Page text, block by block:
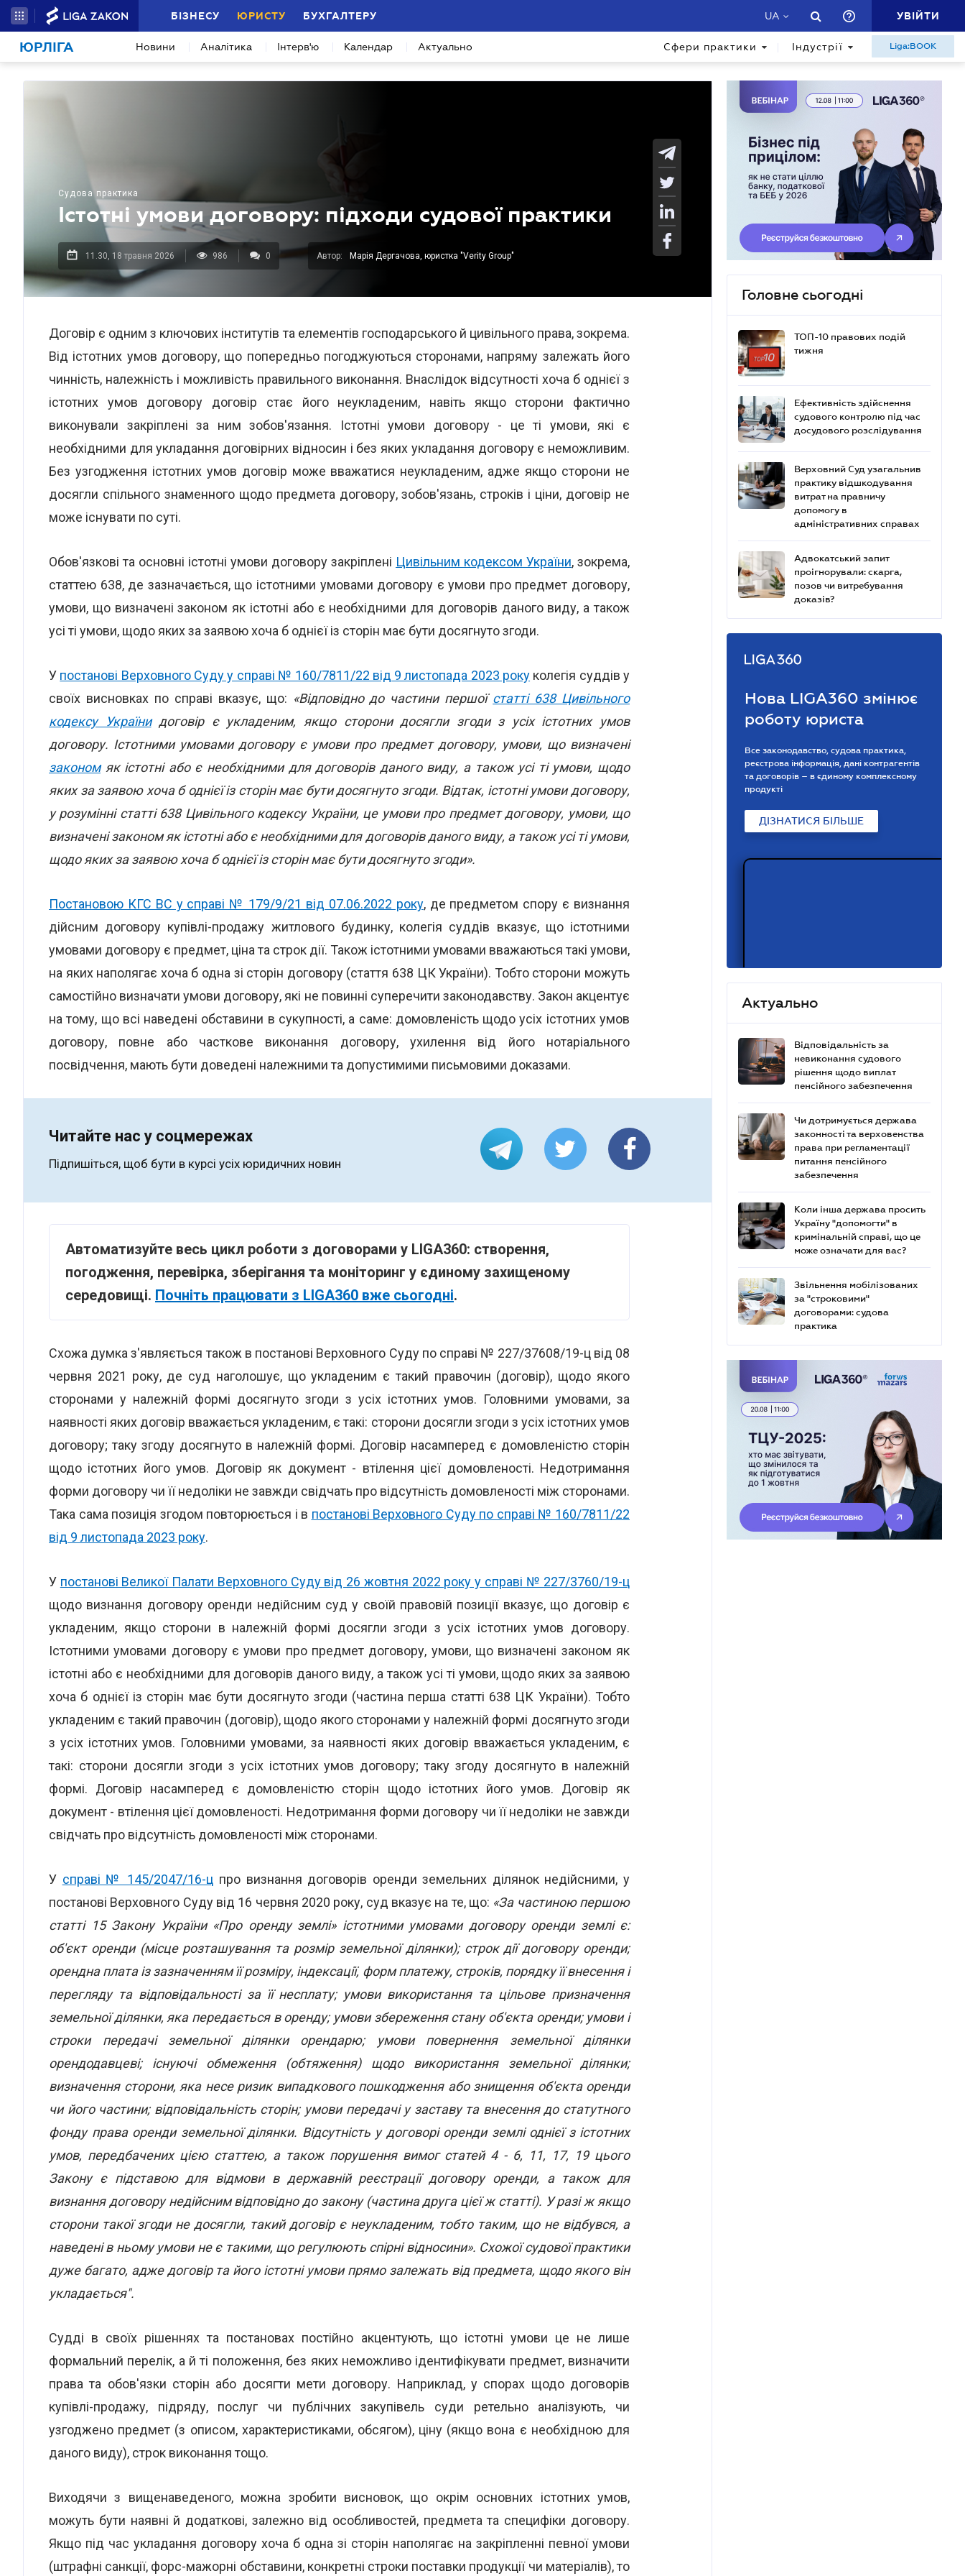
БІЗНЕСУ ЮРИСТУ БУХГАЛТЕРУ UA УВІЙТИ
ЮРЛІГА Новини Аналітика Інтерв'ю Календар Актуально Сфери практики Індустрії Liga:BOOK
Судова практика
Істотні умови договору: підходи судової практики
11.30, 18 травня 2026 986 0 Автор: Марія Дергачова, юристка "Verity Group"
Договір є одним з ключових інститутів та елементів господарського й цивільного права, зокрема.
Від істотних умов договору, що попередньо погоджуються сторонами, напряму залежать його
чинність, належність і можливість правильного виконання. Внаслідок відсутності хоча б однієї з
істотних умов договору договір стає його неукладеним, навіть якщо сторони фактично
виконували закріплені за ним зобов'язання. Істотні умови договору - це ті умови, які є
необхідними для укладання договірних відносин і без яких укладання договору є неможливим.
Без узгодження істотних умов договір може вважатися неукладеним, адже якщо сторони не
досягли спільного знаменного щодо предмета договору, зобов'язань, строків і ціни, договір не
може існувати по суті.
Обов'язкові та основні істотні умови договору закріплені Цивільним кодексом України, зокрема,
статтею 638, де зазначається, що істотними умовами договору є умови про предмет договору,
умови, що визначені законом як істотні або є необхідними для договорів даного виду, а також
усі ті умови, щодо яких за заявою хоча б однієї із сторін має бути досягнуто згоди.
У постанові Верховного Суду у справі № 160/7811/22 від 9 листопада 2023 року колегія суддів у
своїх висновках по справі вказує, що: «Відповідно до частини першої статті 638 Цивільного
кодексу Українидоговір є укладеним, якщо сторони досягли згоди з усіх істотних умов
договору. Істотними умовами договору є умови про предмет договору, умови, що визначені
закономяк істотні або є необхідними для договорів даного виду, а також усі ті умови, щодо
яких за заявою хоча б однієї із сторін має бути досягнуто згоди. Відтак, істотні умови договору,
у розумінні статті 638 Цивільного кодексу України, це умови про предмет договору, умови, що
визначені законом як істотні або є необхідними для договорів даного виду, а також усі ті умови,
щодо яких за заявою хоча б однієї із сторін має бути досягнуто згоди».
Постановою КГС ВС у справі № 179/9/21 від 07.06.2022 року, де предметом спору є визнання
дійсним договору купівлі-продажу житлового будинку, колегія суддів вказує, що істотними
умовами договору є предмет, ціна та строк дії. Також істотними умовами вважаються такі умови,
на яких наполягає хоча б одна зі сторін договору (стаття 638 ЦК України). Тобто сторони можуть
самостійно визначати умови договору, які не повинні суперечити законодавству. Закон акцентує
на тому, що всі наведені обставини в сукупності, а саме: домовленість щодо усіх істотних умов
договору, повне або часткове виконання договору, ухилення від його нотаріального
посвідчення, мають бути доведені належними та допустимими письмовими доказами.
Читайте нас у соцмережах
Підпишіться, щоб бути в курсі усіх юридичних новин
Автоматизуйте весь цикл роботи з договорами у LIGA360: створення,
погодження, перевірка, зберігання та моніторинг у єдиному захищеному
середовищі. Почніть працювати з LIGA360 вже сьогодні.
Схожа думка з'являється також в постанові Верховного Суду по справі № 227/37608/19-ц від 08
червня 2021 року, де суд наголошує, що укладеним є такий правочин (договір), щодо якого
сторонами у належній формі досягнуто згоди з усіх істотних умов. Головними умовами, за
наявності яких договір вважається укладеним, є такі: сторони досягли згоди з усіх істотних умов
договору; таку згоду досягнуто в належній формі. Договір насамперед є домовленістю сторін
щодо істотних його умов. Договір як документ - втілення цієї домовленості. Недотримання
форми договору чи її недоліки не завжди свідчать про відсутність домовленості між сторонами.
Така сама позиція згодом повторюється і в постанові Верховного Суду по справі № 160/7811/22
від 9 листопада 2023 року.
У постанові Великої Палати Верховного Суду від 26 жовтня 2022 року у справі № 227/3760/19-ц
щодо визнання договору оренди недійсним суд у своїй правовій позиції вказує, що договір є
укладеним, якщо сторони в належній формі досягли згоди з усіх істотних умов договору.
Істотними умовами договору є умови про предмет договору, умови, що визначені законом як
істотні або є необхідними для договорів даного виду, а також усі ті умови, щодо яких за заявою
хоча б однієї із сторін має бути досягнуто згоди (частина перша статті 638 ЦК України). Тобто
укладеним є такий правочин (договір), щодо якого сторонами у належній формі досягнуто згоди
з усіх істотних умов. Головними умовами, за наявності яких договір вважається укладеним, є
такі: сторони досягли згоди з усіх істотних умов договору; таку згоду досягнуто в належній
формі. Договір насамперед є домовленістю сторін щодо істотних його умов. Договір як
документ - втілення цієї домовленості. Недотримання форми договору чи її недоліки не завжди
свідчать про відсутність домовленості між сторонами.
У справі № 145/2047/16-ц про визнання договорів оренди земельних ділянок недійсними, у
постанові Верховного Суду від 16 червня 2020 року, суд вказує на те, що: «За частиною першою
статті 15 Закону України «Про оренду землі» істотними умовами договору оренди землі є:
об'єкт оренди (місце розташування та розмір земельної ділянки); строк дії договору оренди;
орендна плата із зазначенням її розміру, індексації, форм платежу, строків, порядку її внесення і
перегляду та відповідальності за її несплату; умови використання та цільове призначення
земельної ділянки, яка передається в оренду; умови збереження стану об'єкта оренди; умови і
строки передачі земельної ділянки орендарю; умови повернення земельної ділянки
орендодавцеві; існуючі обмеження (обтяження) щодо використання земельної ділянки;
визначення сторони, яка несе ризик випадкового пошкодження або знищення об'єкта оренди
чи його частини; відповідальність сторін; умови передачі у заставу та внесення до статутного
фонду права оренди земельної ділянки. Відсутність у договорі оренди землі однієї з істотних
умов, передбачених цією статтею, а також порушення вимог статей 4 - 6, 11, 17, 19 цього
Закону є підставою для відмови в державній реєстрації договору оренди, а також для
визнання договору недійсним відповідно до закону (частина друга цієї ж статті). У разі ж якщо
сторони такої згоди не досягли, такий договір є неукладеним, тобто таким, що не відбувся, а
наведені в ньому умови не є такими, що регулюють спірні відносини». Схожої судової практики
дуже багато, адже договір та його істотні умови прямо залежать від предмета, щодо якого він
укладається".
Судді в своїх рішеннях та постановах постійно акцентують, що істотні умови це не лише
формальний перелік, а й ті положення, без яких неможливо ідентифікувати предмет, визначити
права та обов'язки сторін або досягти мети договору. Наприклад, у спорах щодо договорів
купівлі-продажу, підряду, послуг чи публічних закупівель суди ретельно аналізують, чи
узгоджено предмет (з описом, характеристиками, обсягом), ціну (якщо вона є необхідною для
даного виду), строк виконання тощо.
Виходячи з вищенаведеного, можна зробити висновок, що окрім основних істотних умов,
можуть бути наявні й додаткові, залежно від особливостей, предмета та специфіки договору.
Якщо під час укладання договору хоча б одна зі сторін наполягає на закріпленні певної умови
(штрафні санкції, форс-мажорні обставини, конкретні строки поставки продукції чи матеріалів), то
Головне сьогодні
ТОП-10 правових подій
тижня
Ефективність здійснення
судового контролю під час
досудового розслідування
Верховний Суд узагальнив
практику відшкодування
витрат на правничу
допомогу в
адміністративних справах
Адвокатський запит
проігнорували: скарга,
позов чи витребування
доказів?
Нова LIGA360 змінює
роботу юриста
Все законодавство, судова практика,
реєстрова інформація, дані контрагентів
та договорів – в єдиному комплексному
продукті
ДІЗНАТИСЯ БІЛЬШЕ
Актуально
Відповідальність за
невиконання судового
рішення щодо виплат
пенсійного забезпечення
Чи дотримується держава
законності та верховенства
права при регламентації
питання пенсійного
забезпечення
Коли інша держава просить
Україну "допомогти" в
кримінальній справі, що це
може означати для вас?
Звільнення мобілізованих
за "строковими"
договорами: судова
практика